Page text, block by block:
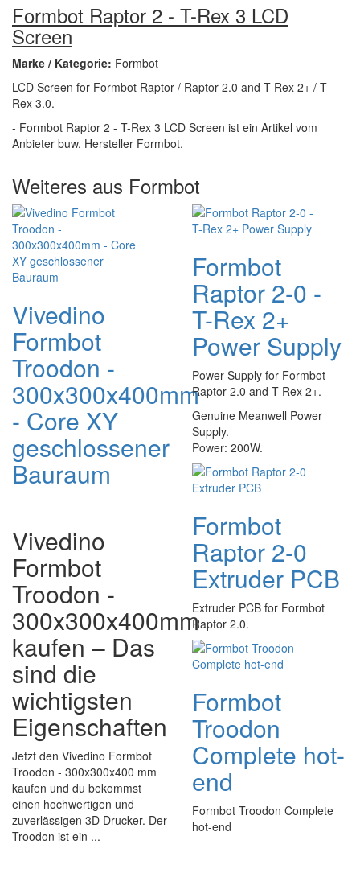
Formbot Raptor 2 - T-Rex 3 LCD
Screen
Marke / Kategorie: Formbot
LCD Screen for Formbot Raptor / Raptor 2.0 and T-Rex 2+ / T-
Rex 3.0.
- Formbot Raptor 2 - T-Rex 3 LCD Screen ist ein Artikel vom
Anbieter buw. Hersteller Formbot.
Weiteres aus Formbot
Vivedino
Formbot
Troodon -
300x300x400mm
- Core XY
geschlossener
Bauraum
Vivedino
Formbot
Troodon -
300x300x400mm
kaufen – Das
sind die
wichtigsten
Eigenschaften
Jetzt den Vivedino Formbot
Troodon - 300x300x400 mm
kaufen und du bekommst
einen hochwertigen und
zuverlässigen 3D Drucker. Der
Troodon ist ein ...
Formbot
Raptor 2-0 -
T-Rex 2+
Power Supply
Power Supply for Formbot
Raptor 2.0 and T-Rex 2+.
Genuine Meanwell Power
Supply.
Power: 200W.
Formbot
Raptor 2-0
Extruder PCB
Extruder PCB for Formbot
Raptor 2.0.
Formbot
Troodon
Complete hot-
end
Formbot Troodon Complete
hot-end